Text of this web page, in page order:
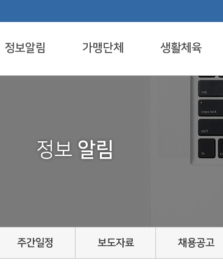
정보알림 가맹단체 생활체육
정보 알림
주간일정 보도자료 채용공고